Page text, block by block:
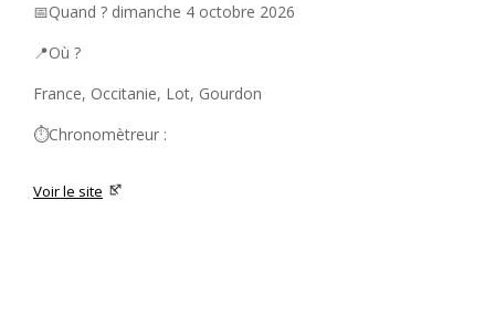
📅Quand ? dimanche 4 octobre 2026
📍Où ?
France, Occitanie, Lot, Gourdon
⏱️Chronomètreur :
Voir le site